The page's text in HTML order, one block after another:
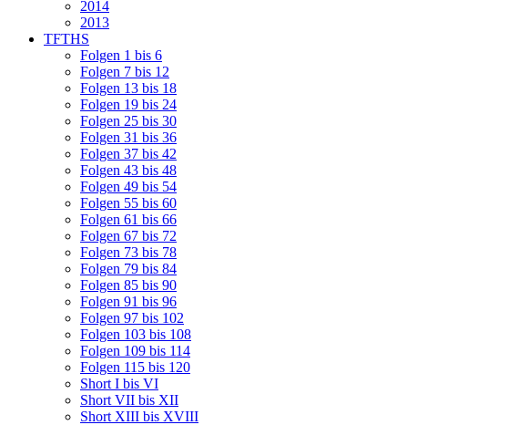
2014
2013
TFTHS
Folgen 1 bis 6
Folgen 7 bis 12
Folgen 13 bis 18
Folgen 19 bis 24
Folgen 25 bis 30
Folgen 31 bis 36
Folgen 37 bis 42
Folgen 43 bis 48
Folgen 49 bis 54
Folgen 55 bis 60
Folgen 61 bis 66
Folgen 67 bis 72
Folgen 73 bis 78
Folgen 79 bis 84
Folgen 85 bis 90
Folgen 91 bis 96
Folgen 97 bis 102
Folgen 103 bis 108
Folgen 109 bis 114
Folgen 115 bis 120
Short I bis VI
Short VII bis XII
Short XIII bis XVIII